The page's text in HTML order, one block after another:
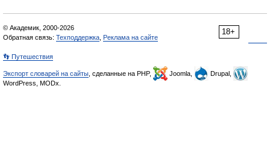
18+
© Академик, 2000-2026
Обратная связь: Техподдержка Реклама на сайте
👣 Путешествия
Экспорт словарей на сайты , сделанные на PHP, Joomla,
Drupal,
WordPress, MODx.